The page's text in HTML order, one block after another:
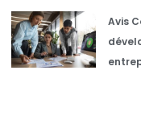
Avis